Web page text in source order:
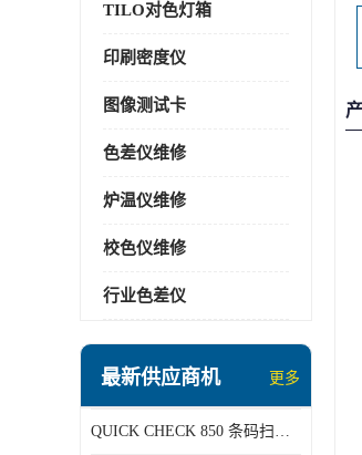
TILO对色灯箱
印刷密度仪
图像测试卡
色差仪维修
炉温仪维修
校色仪维修
行业色差仪
最新供应商机 更多
QUICK CHECK 850 条码扫描仪维修